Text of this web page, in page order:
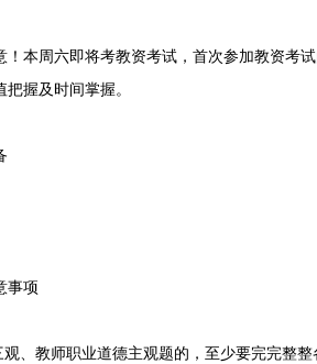
周六即将考教资考试，首次参加教资考试
握及时间掌握。
项
教师职业道德主观题的，至少要完完整整